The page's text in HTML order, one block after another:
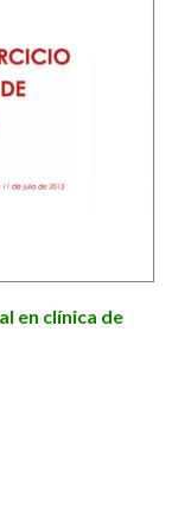
en clínica de